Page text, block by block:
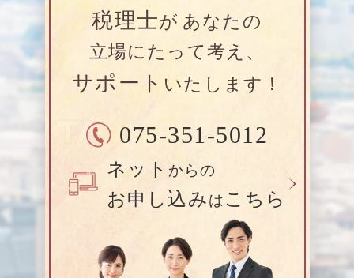
税理士が あなたの
立場にたって考え、
サポート いたします！
075-351-5012
ネット からの
お申し込みは こちら